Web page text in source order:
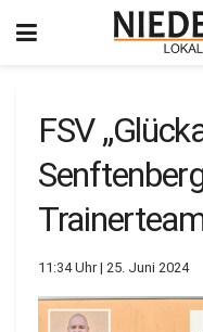
FSV
11:34 Uhr | 25. Juni 2024